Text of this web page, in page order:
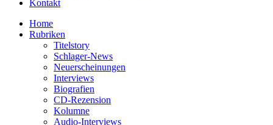
Kontakt
Home
Rubriken
Titelstory
Schlager-News
Neuerscheinungen
Interviews
Biografien
CD-Rezension
Kolumne
Audio-Interviews